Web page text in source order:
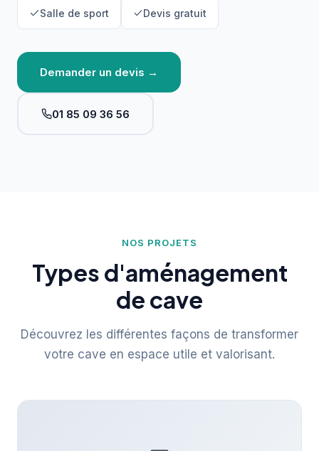
Salle de sport Devis gratuit
Demander un devis →
01 85 09 36 56
NOS PROJETS
Types d'aménagement
de cave
Découvrez les différentes façons de transformer
votre cave en espace utile et valorisant.